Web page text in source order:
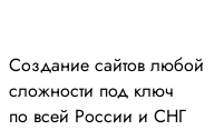
Создание сайтов любой
сложности под ключ
по всей России и СНГ